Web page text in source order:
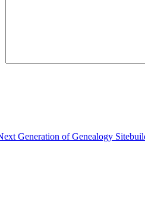
Generation of Genealogy